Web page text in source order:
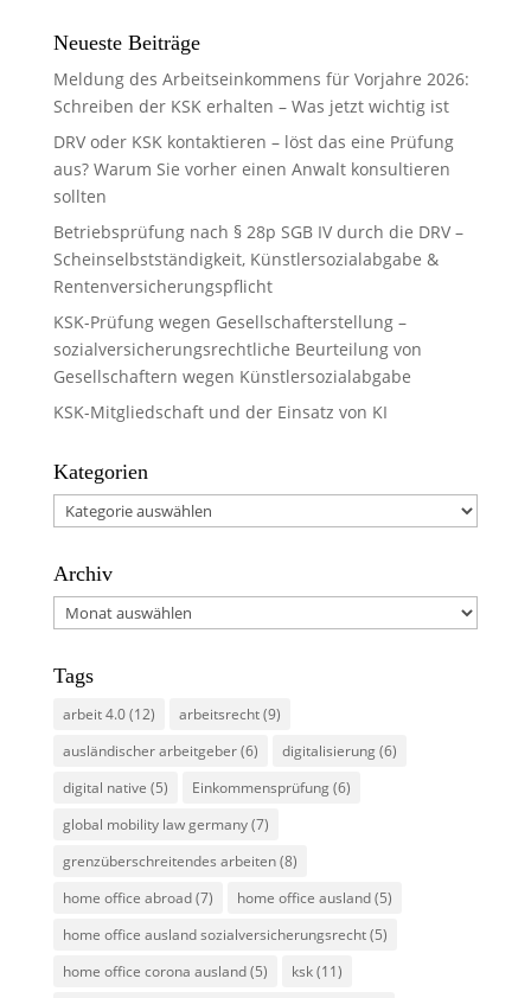
Neueste Beiträge
Meldung des Arbeitseinkommens für Vorjahre 2026:
Schreiben der KSK erhalten – Was jetzt wichtig ist
DRV oder KSK kontaktieren – löst das eine Prüfung
aus? Warum Sie vorher einen Anwalt konsultieren
sollten
Betriebsprüfung nach § 28p SGB IV durch die DRV –
Scheinselbstständigkeit, Künstlersozialabgabe &
Rentenversicherungspflicht
KSK-Prüfung wegen Gesellschafterstellung –
sozialversicherungsrechtliche Beurteilung von
Gesellschaftern wegen Künstlersozialabgabe
KSK-Mitgliedschaft und der Einsatz von KI
Kategorien
Kategorien
Archiv
Archiv
Tags
arbeit 4.0(12) arbeitsrecht(9)
ausländischer arbeitgeber(6) digitalisierung(6)
digital native (5) Einkommensprüfung(6)
global mobility law germany(7)
grenzüberschreitendes arbeiten(8)
home office abroad(7) home office ausland(5)
home office ausland sozialversicherungsrecht(5)
home office corona ausland(5) ksk(11)